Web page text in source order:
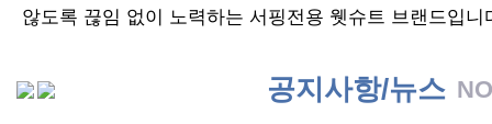
않도록 끊임 없이 노력하는 서핑전용 웻슈트 브랜드입니
공지사항/뉴스